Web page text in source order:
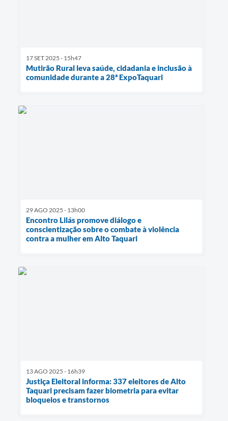
17 SET 2025 - 15h47
Mutirão Rural leva saúde, cidadania e inclusão à
comunidade durante a 28ª ExpoTaquari
29 AGO 2025 - 13h00
Encontro Lilás promove diálogo e
conscientização sobre o combate à violência
contra a mulher em Alto Taquari
13 AGO 2025 - 16h39
Justiça Eleitoral informa: 337 eleitores de Alto
Taquari precisam fazer biometria para evitar
bloqueios e transtornos